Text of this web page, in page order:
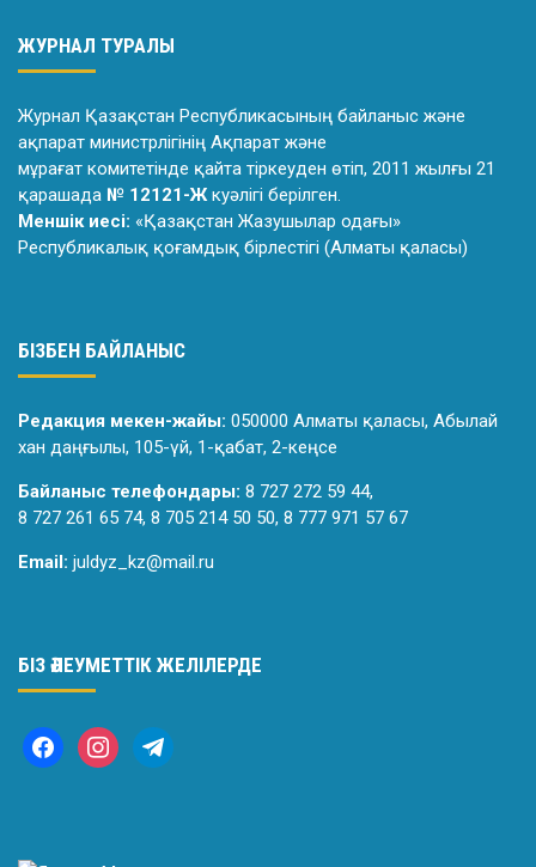
ЖУРНАЛ ТУРАЛЫ
Журнал Қазақстан Республикасының байланыс және
ақпарат министрлiгiнiң Ақпарат және
мұрағат комитетiнде қайта тiркеуден өтiп, 2011 жылғы 21
қарашада № 12121-Жкуәлiгi берiлген.
Меншік иесі: «Қазақстан Жазушылар одағы»
Республикалық қоғамдық бірлестігі (Алматы қаласы)
БІЗБЕН БАЙЛАНЫС
Редакция мекен-жайы: 050000 Алматы қаласы, Абылай
хан даңғылы, 105-үй, 1-қабат, 2-кеңсе
Байланыс телефондары: 8 727 272 59 44,
8 727 261 65 74, 8 705 214 50 50, 8 777 971 57 67
Email: juldyz_kz@mail.ru
БІЗ ӘЛЕУМЕТТІК ЖЕЛІЛЕРДЕ